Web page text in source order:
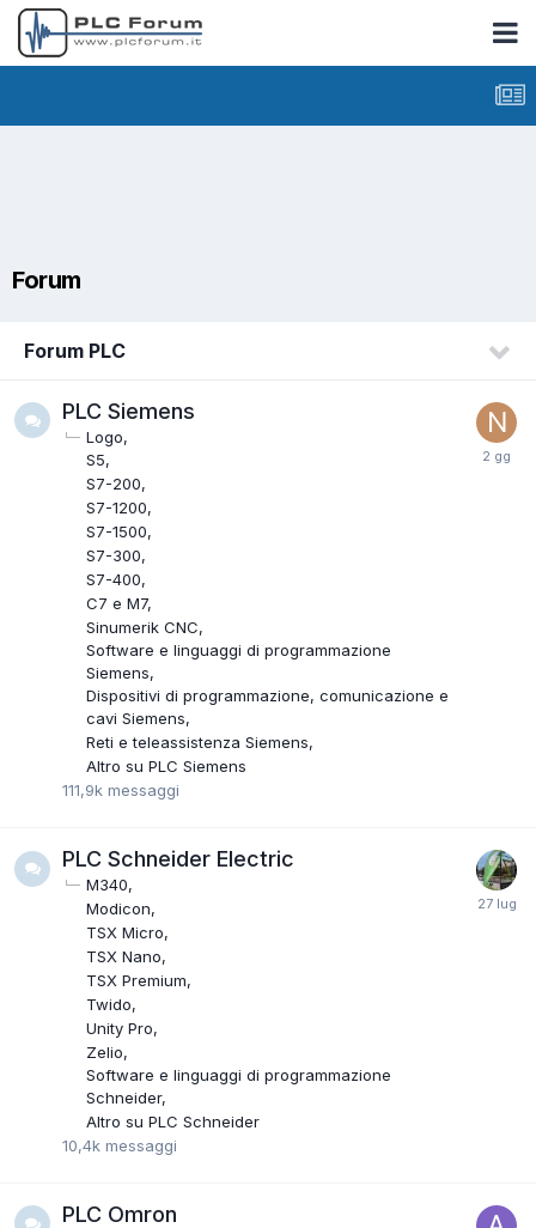
Forum
Forum PLC
PLC Siemens
Logo
S5
S7-200
S7-1200
S7-1500
S7-300
S7-400
C7 e M7
Sinumerik CNC
Software e linguaggi di programmazione
Siemens
Dispositivi di programmazione, comunicazione e
cavi Siemens
Reti e teleassistenza Siemens
Altro su PLC Siemens
111,9k messaggi
PLC Schneider Electric
M340
Modicon
TSX Micro
TSX Nano
TSX Premium
Twido
Unity Pro
Zelio
Software e linguaggi di programmazione
Schneider
Altro su PLC Schneider
10,4k messaggi
PLC Omron